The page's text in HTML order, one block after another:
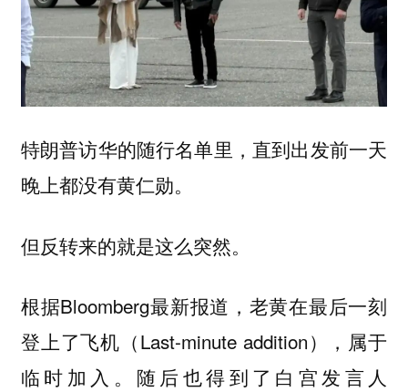
特朗普访华的随行名单里，直到出发前一天
晚上都没有黄仁勋。
但反转来的就是这么突然。
根据Bloomberg最新报道，老黄在最后一刻
登上了飞机（Last-minute addition），属于
临时加入。随后也得到了白宫发言人